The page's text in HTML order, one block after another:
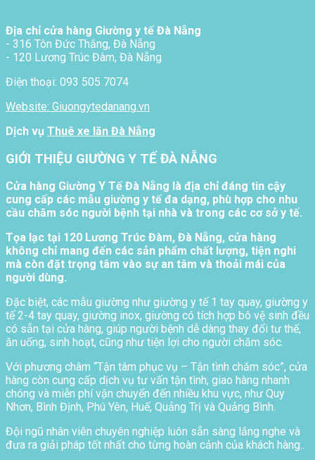
Địa chỉ cửa hàng Giường y tế Đà Nẵng
- 316 Tôn Đức Thắng, Đà Nẵng
- 120 Lương Trúc Đàm, Đà Nẵng
Điện thoại: 093 505 7074
Website: Giuongytedanang.vn
Dịch vụ Thuê xe lăn Đà Nẵng
GIỚI THIỆU GIƯỜNG Y TẾ ĐÀ NẴNG
Cửa hàng Giường Y Tế Đà Nẵng là địa chỉ đáng tin cậy
cung cấp các mẫu giường y tế đa dạng, phù hợp cho nhu
cầu chăm sóc người bệnh tại nhà và trong các cơ sở y tế.
Tọa lạc tại 120 Lương Trúc Đàm, Đà Nẵng, cửa hàng
không chỉ mang đến các sản phẩm chất lượng, tiện nghi
mà còn đặt trọng tâm vào sự an tâm và thoải mái của
người dùng.
Đặc biệt, các mẫu giường như giường y tế 1 tay quay, giường y
tế 2-4 tay quay, giường inox, giường có tích hợp bô vệ sinh đều
có sẵn tại cửa hàng, giúp người bệnh dễ dàng thay đổi tư thế,
ăn uống, sinh hoạt, cũng như tiện lợi cho người chăm sóc.
Với phương châm “Tận tâm phục vụ – Tận tình chăm sóc”, cửa
hàng còn cung cấp dịch vụ tư vấn tận tình, giao hàng nhanh
chóng và miễn phí vận chuyển đến nhiều khu vực, như Quy
Nhơn, Bình Định, Phú Yên, Huế, Quảng Trị và Quảng Bình.
Đội ngũ nhân viên chuyên nghiệp luôn sẵn sàng lắng nghe và
đưa ra giải pháp tốt nhất cho từng hoàn cảnh của khách hàng..